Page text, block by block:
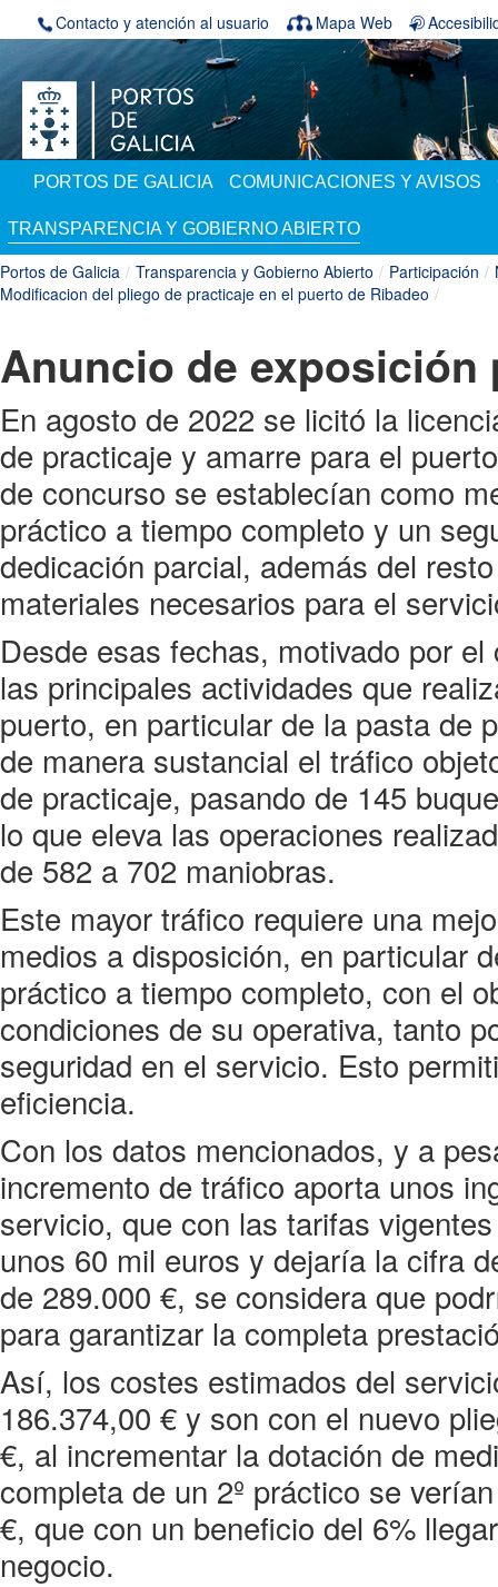
Saltar al contenido
Contacto y atención al usuario Mapa Web
PORTOS DE GALICIA COMUNICACIONES Y AVISOS
TRANSPARENCIA Y GOBIERNO ABIERTO
Portos de Galicia / Transparencia y Gobierno Abierto / Participación /
Modificacion del pliego de practicaje en el puerto de Ribadeo /
Anuncio de exposición
En agosto de 2022 se licitó la
de practicaje y amarre para el
de concurso se establecían como
práctico a tiempo completo y un
dedicación parcial, además del
materiales necesarios para el
Desde esas fechas, motivado por
las principales actividades que
puerto, en particular de la pasta de
de manera sustancial el tráfico
de practicaje, pasando de 145
lo que eleva las operaciones
de 582 a 702 maniobras.
Este mayor tráfico requiere una
medios a disposición, en particular
práctico a tiempo completo, con el
condiciones de su operativa, tanto
seguridad en el servicio. Esto
eficiencia.
Con los datos mencionados, y a
incremento de tráfico aporta unos
servicio, que con las tarifas
unos 60 mil euros y dejaría la cifra
de 289.000 €, se considera que
para garantizar la completa
Así, los costes estimados del
186.374,00 € y son con el nuevo
€, al incrementar la dotación de
completa de un 2º práctico se
€, que con un beneficio del 6%
negocio.